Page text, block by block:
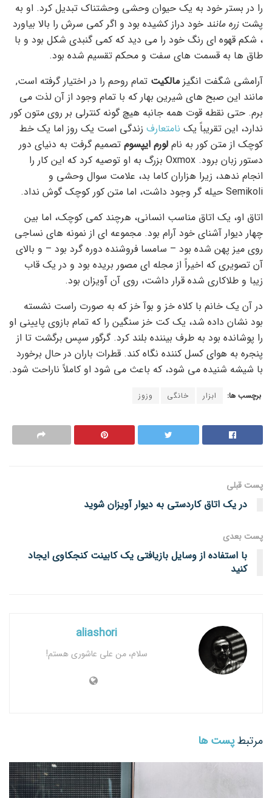
را در بستر خود به یک حیوان وحشی وحشتناک تبدیل کرد. او به
پشتزره مانند خود دراز کشیده بود و اگر کمی سرش را بالا بیاورد
، شکم قهوه ای رنگ خود را می دید که کمی گنبدی شکل بود و با
طاق ها به قسمت های سفت و محکم تقسیم شده بود.
آرامشی شگفت انگیز مالکیت تمام روحم را در اختیار گرفته است,
مانند این صبح های شیرین بهار که با تمام وجود از آن لذت می
برم. حتی نقطه قوت همه جانبه هیچ گونه کنترلی بر روی متون کور
ندارد، این تقریباً یک نامتعارف زندگی است یک روز اما یک خط
کوچک از متن کور به نام لورم ایپسوم تصمیم گرفت به دنیای دور
دستور زبان برود. Oxmox بزرگ به او توصیه کرد که این کار را
انجام ندهد، زیرا هزاران کاما بد، علامت سوال وحشی و
Semikoli حیله گر وجود داشت، اما متن کور کوچک گوش نداد.
اتاق او، یک اتاق مناسب انسانی، هرچند کمی کوچک، اما بین
چهار دیوار آشنای خود آرام بود. مجموعه ای از نمونه های نساجی
روی میز پهن شده بود – سامسا فروشنده دوره گرد بود – و بالای
آن تصویری که اخیراً از مجله ای مصور بریده بود و در یک قاب
زیبا و طلاکاری شده قرار داشت، روی آن آویزان بود.
در آن یک خانم با کلاه خز و بوآ خز که به صورت راست نشسته
بود نشان داده شد، یک کت خز سنگین را که تمام بازوی پایینی او
را پوشانده بود به طرف بیننده بلند کرد. گرگور سپس برگشت تا از
پنجره به هوای کسل کننده نگاه کند. قطرات باران در حال برخورد
با شیشه شنیده می شود، که باعث می شود او کاملاً ناراحت شود.
برچسب ها: ابزار خانگی وزوز
پست قبلی
در یک اتاق کاردستی به دیوار آویزان شوید
پست‌ بعدی
با استفاده از وسایل بازیافتی یک کابینت کنجکاوی ایجاد
کنید
aliashori
سلام، من علی عاشوری هستم!
مرتبطپست ها